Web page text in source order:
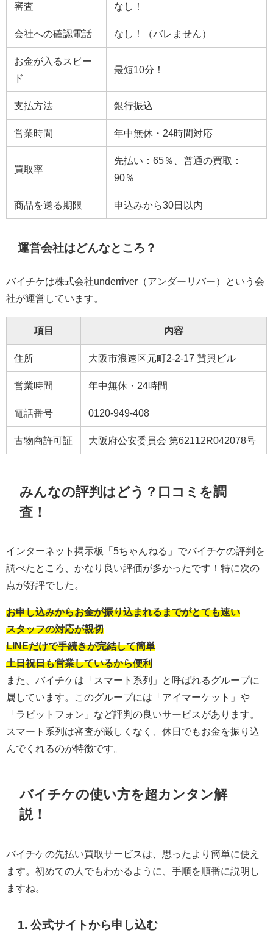
審査 なし！
会社への確認電話 なし！（バレません）
お金が入るスピー
ド
最短10分！
支払方法 銀行振込
営業時間 年中無休・24時間対応
買取率
先払い：65％、普通の買取：
90％
商品を送る期限 申込みから30日以内
運営会社はどんなところ？
バイチケは株式会社underriver（アンダーリバー）という会
社が運営しています。
項目 内容
住所 大阪市浪速区元町2-2-17 賛興ビル
営業時間 年中無休・24時間
電話番号 0120-949-408
古物商許可証 大阪府公安委員会 第62112R042078号
みんなの評判はどう？口コミを調
査！
インターネット掲示板「5ちゃんねる」でバイチケの評判を
調べたところ、かなり良い評価が多かったです！特に次の
点が好評でした。
お申し込みからお金が振り込まれるまでがとても速い
スタッフの対応が親切
LINEだけで手続きが完結して簡単
土日祝日も営業しているから便利
また、バイチケは「スマート系列」と呼ばれるグループに
属しています。このグループには「アイマーケット」や
「ラビットフォン」など評判の良いサービスがあります。
スマート系列は審査が厳しくなく、休日でもお金を振り込
んでくれるのが特徴です。
バイチケの使い方を超カンタン解
説！
バイチケの先払い買取サービスは、思ったより簡単に使え
ます。初めての人でもわかるように、手順を順番に説明し
ますね。
1. 公式サイトから申し込む